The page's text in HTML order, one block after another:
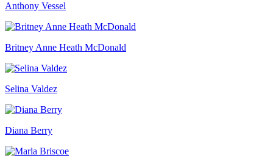
Anthony Vessel
Britney Anne Heath McDonald
Selina Valdez
Diana Berry